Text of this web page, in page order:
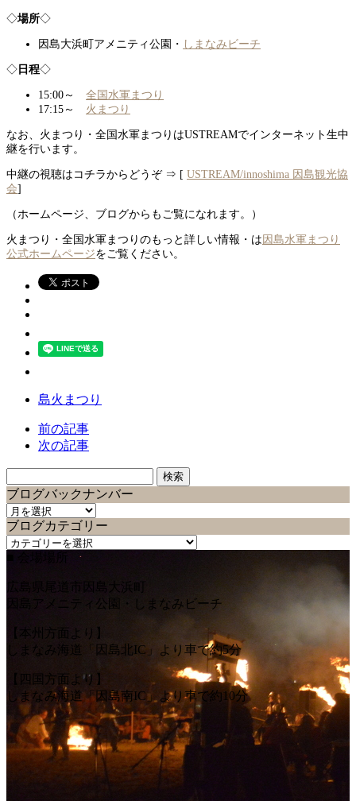
◇場所◇
因島大浜町アメニティ公園・ しまなみビーチ
◇ 日程◇
15:00～ 全国水軍まつり
17:15～ 火まつり
なお、火まつり・全国水軍まつりはUSTREAMでインターネット生中
継を行います。
中継の視聴はコチラからどうぞ ⇒ [ USTREAM/innoshima 因島観光協
会]
（ホームページ、ブログからもご覧になれます。）
火まつり・全国水軍まつりのもっと詳しい情報・は 因島水軍まつり
公式ホームページをご覧ください。
島火まつり
前の記事
次の記事
索:
ブログバックナンバー
ブ
ロ
グ
ク
ン
バ
ー
ブログカテゴリー
ブ
カ
ゴ
リ
ー
■ 会場場所
広島県尾道市因島大浜町
因島アメニティ公園・しまなみビーチ
【本州方面より】
しまなみ海道「因島北IC」より車で約5分
【四国方面より】
しまなみ海道「因島南IC」より車で約10分